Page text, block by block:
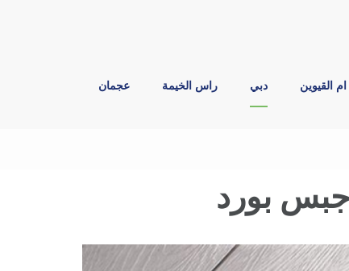
ام القيوين دبي راس الخيمة عجمان